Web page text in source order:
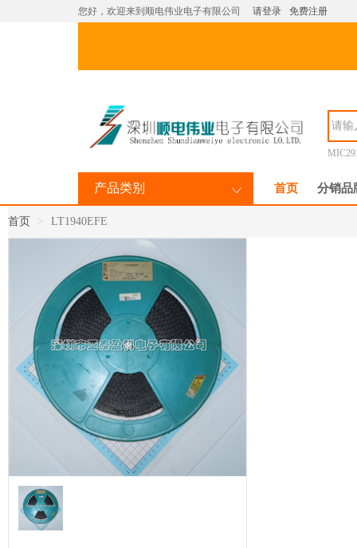
您好，欢迎来到顺电伟业电子有限公司 请登录 免费注册
产品类别 首页 分销品
首页 LT1940EFE